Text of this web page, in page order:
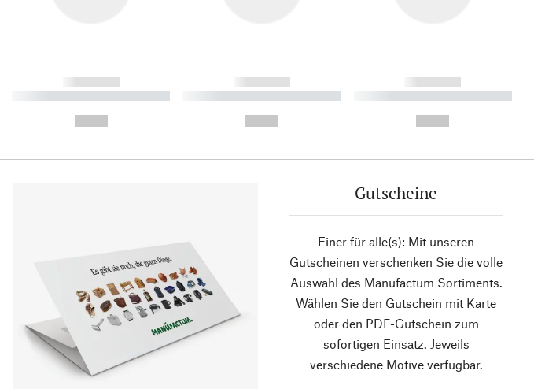
------------
----------- ----------- ----------
------------
----------- ----------- ----------
------------
----------- ----------- ----------
Gutscheine
Einer für alle(s): Mit unseren
Gutscheinen verschenken Sie die volle
Auswahl des Manufactum Sortiments.
Wählen Sie den Gutschein mit Karte
oder den PDF-Gutschein zum
sofortigen Einsatz. Jeweils
verschiedene Motive verfügbar.